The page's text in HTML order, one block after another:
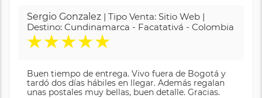
Sergio Gonzalez | Tipo Venta: Sitio Web |
Destino: Cundinamarca - Facatativá - Colombia
★★★★★
Buen tiempo de entrega. Vivo fuera de Bogotá y
tardó dos días hábiles en llegar. Además regalan
unas postales muy bellas, buen detalle. Gracias.